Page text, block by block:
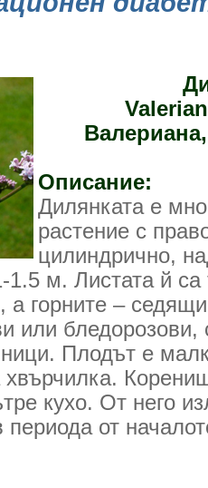
Описание:
Дилянката е
растение с
цилиндрично,
1.5 м. Листата й са
а горните –
или бледорозови,
Плодът е
хвърчилка.
кухо. От него
от